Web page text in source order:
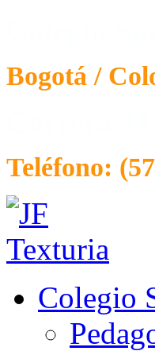
Bogotá /
Teléfono:
Colegio